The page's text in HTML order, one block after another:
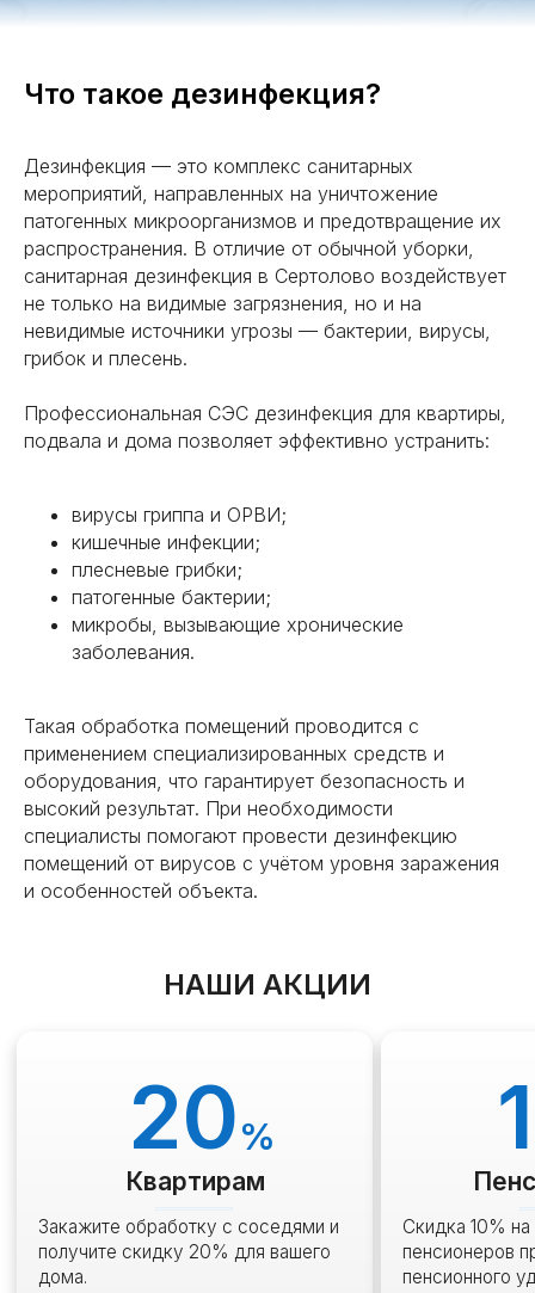
Что такое дезинфекция?
Дезинфекция — это комплекс санитарных
мероприятий, направленных на уничтожение
патогенных микроорганизмов и предотвращение их
распространения. В отличие от обычной уборки,
санитарная дезинфекция в Сертолово воздействует
не только на видимые загрязнения, но и на
невидимые источники угрозы — бактерии, вирусы,
грибок и плесень.
Профессиональная СЭС дезинфекция для квартиры,
подвала и дома позволяет эффективно устранить:
вирусы гриппа и ОРВИ;
кишечные инфекции;
плесневые грибки;
патогенные бактерии;
микробы, вызывающие хронические
заболевания.
Такая обработка помещений проводится с
применением специализированных средств и
оборудования, что гарантирует безопасность и
высокий результат. При необходимости
специалисты помогают провести дезинфекцию
помещений от вирусов с учётом уровня заражения
и особенностей объекта.
РЕПУТАЦИЕЙ И УВЕРЕНЫ В
КАЧЕСТВЕ СВОИХ УСЛУГ,
Предоставляем официальную гарантию
Несем ответственность за свою работу